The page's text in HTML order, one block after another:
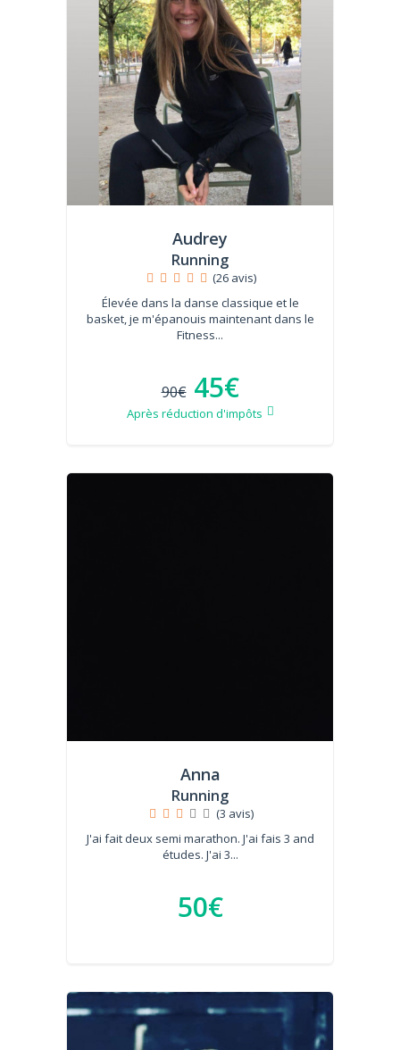
Audrey
Running
(26 avis)
Élevée dans la danse classique et le
basket, je m'épanouis maintenant dans le
Fitness...
90€ 45€
Après réduction d'impôts
Anna
Running
(3 avis)
J'ai fait deux semi marathon. J'ai fais 3 and
études. J'ai 3...
50€